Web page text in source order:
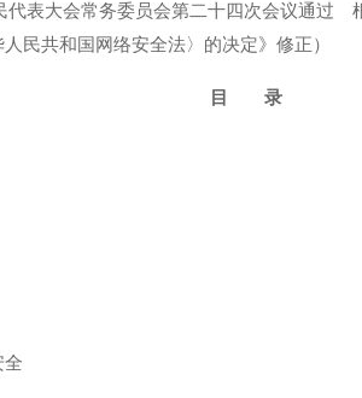
代表大会常务委员会第二十四次会议通过
民共和国网络安全法〉的决定》修正）
目 录